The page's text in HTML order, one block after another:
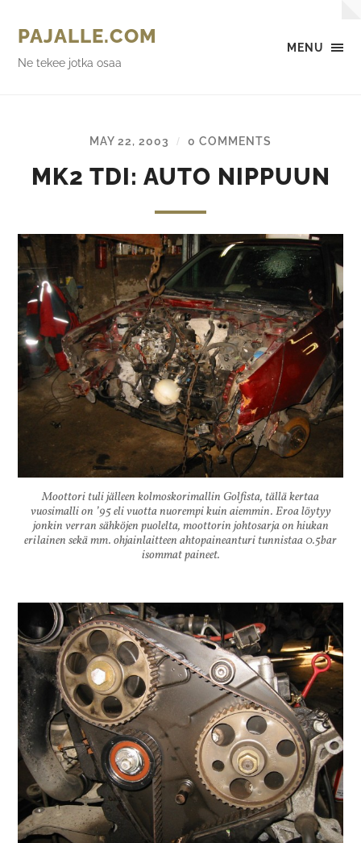
MENU
PAJALLE.COM
Ne tekee jotka osaa
MAY 22, 2003 / 0 COMMENTS
MK2 TDI: AUTO NIPPUUN
Moottori tuli jälleen kolmoskorimallin Golfista, tällä kertaa
vuosimalli on ’95 eli vuotta nuorempi kuin aiemmin. Eroa löytyy
jonkin verran sähköjen puolelta, moottorin johtosarja on hiukan
erilainen sekä mm. ohjainlaitteen ahtopaineanturi tunnistaa 0.5bar
isommat paineet.